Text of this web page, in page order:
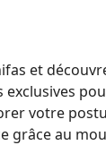
et
exclusives
votre
grâce au